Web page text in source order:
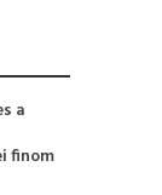
a
finom